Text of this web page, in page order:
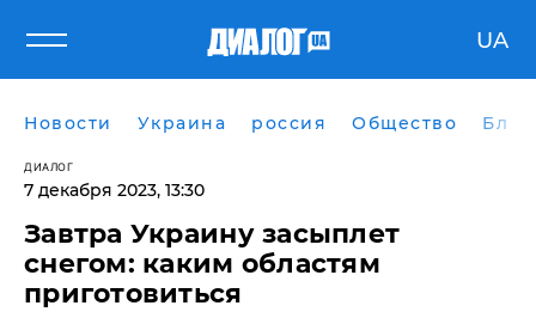
UA
Новости Украина россия Общество
ДИАЛОГ
7 декабря 2023, 13:30
Завтра Украину засыплет
снегом: каким областям
приготовиться